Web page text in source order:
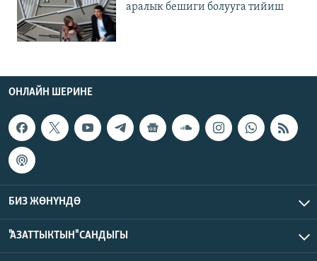
аралык бешиги болууга тийиш
ОНЛАЙН ШЕРИНЕ
БИЗ ЖӨНҮНДӨ
"АЗАТТЫКТЫН" САНДЫГЫ